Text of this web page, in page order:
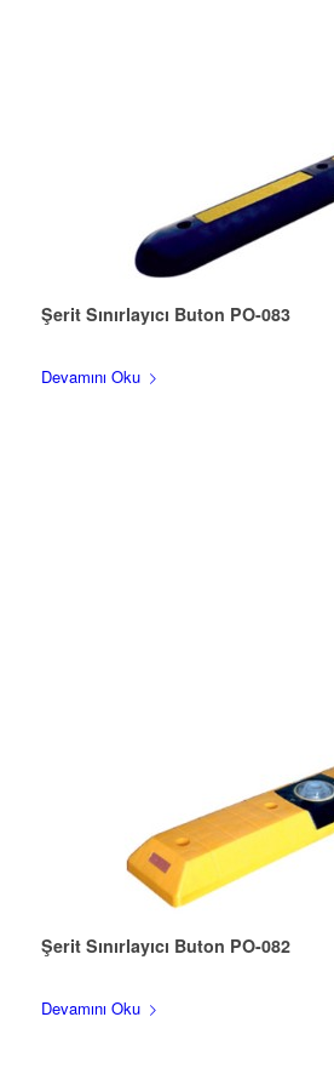
Şerit Sınırlayıcı Buton PO-083
Devamını Oku
Şerit Sınırlayıcı Buton PO-082
Devamını Oku